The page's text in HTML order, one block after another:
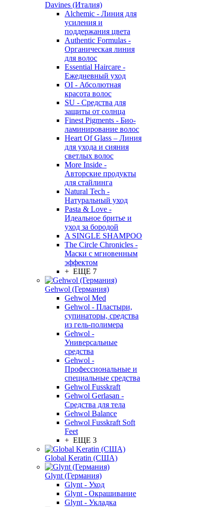
Davines (Италия)
Alchemic - Линия для
усиления и
поддержания цвета
Authentic Formulas -
Органическая линия
для волос
Essential Haircare -
Eжедневный уход
OI - Абсолютная
красота волос
SU - Средства для
защиты от солнца
Finest Pigments - Био-
ламинирование волос
Heart Of Glass – Линия
для ухода и сияния
светлых волос
More Inside -
Авторские продукты
для стайлинга
Natural Tech -
Натуральный уход
Pasta & Love -
Идеальное бритье и
уход за бородой
A SINGLE SHAMPOO
The Circle Chronicles -
Маски с мгновенным
эффектом
+ ЕЩЕ 7
Gehwol (Германия)
Gehwol Med
Gehwol - Пластыри,
супинаторы, средства
из гель-полимера
Gehwol -
Универсальные
средства
Gehwol -
Профессиональные и
специальные средства
Gehwol Fusskraft
Gehwol Gerlasan -
Средства для тела
Gehwol Balance
Gehwol Fusskraft Soft
Feet
+ ЕЩЕ 3
Global Keratin (США)
Glynt (Германия)
Glynt - Уход
Glynt - Окрашивание
Glynt - Укладка